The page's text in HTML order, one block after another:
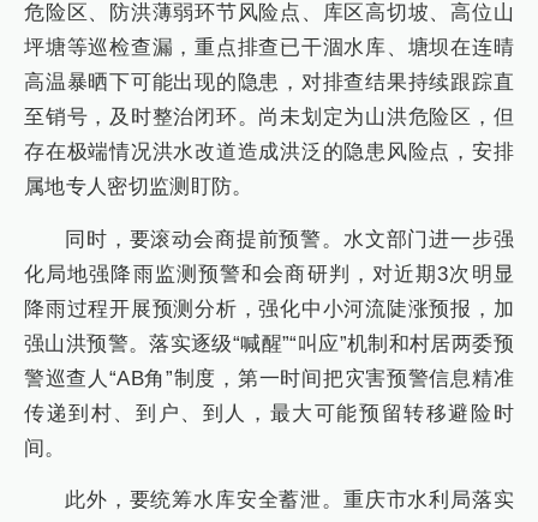
危险区、防洪薄弱环节风险点、库区高切坡、高位山
坪塘等巡检查漏，重点排查已干涸水库、塘坝在连晴
高温暴晒下可能出现的隐患，对排查结果持续跟踪直
至销号，及时整治闭环。尚未划定为山洪危险区，但
存在极端情况洪水改道造成洪泛的隐患风险点，安排
属地专人密切监测盯防。
同时，要滚动会商提前预警。水文部门进一步强
化局地强降雨监测预警和会商研判，对近期3次明显
降雨过程开展预测分析，强化中小河流陡涨预报，加
强山洪预警。落实逐级“喊醒”“叫应”机制和村居两委预
警巡查人“AB角”制度，第一时间把灾害预警信息精准
传递到村、到户、到人，最大可能预留转移避险时
间。
此外，要统筹水库安全蓄泄。重庆市水利局落实